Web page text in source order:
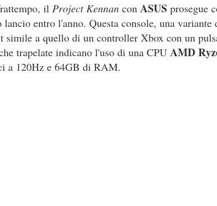
il Project Kennan con ASUS prosegue
lancio entro l'anno. Questa console, una variante
simile a quello di un controller Xbox con un
trapelate indicano l'uso di una CPU AMD
a 120Hz e 64GB di RAM.